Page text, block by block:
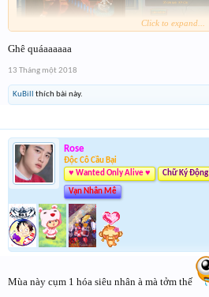
Mới ngày 2 mà đã thế này rồi...
sâu quá
Click to expand...
Ghê quáaaaaaa
13 Tháng một 2018
KuBill thích bài này.
Rose
Độc Cô Cầu Bại
♥ Wanted Only Alive ♥
Chữ Ký Động
Vạn Nhân Mê
Mùa này cụm 1 hóa siêu nhân à mà tởm thế